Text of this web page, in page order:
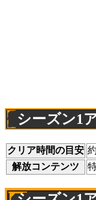
シーズン1
クリア時間の目安
解放コンテンツ